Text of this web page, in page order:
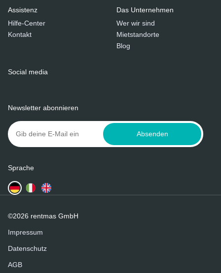
Assistenz
Hilfe-Center
Kontakt
Das Unternehmen
Wer wir sind
Mietstandorte
Blog
Social media
Newsletter abonnieren
Absenden
Sprache
©2026 rentmas GmbH
Impressum
Datenschutz
AGB